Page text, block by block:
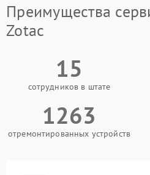
Преимущества
Zotac
15
сотрудников в штате
1263
отремонтированных устройств